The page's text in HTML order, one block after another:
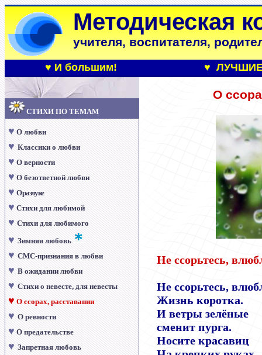
Методическая
учителя, воспитателя,
♥ И большим! ♥
СТИХИ ПО ТЕМАМ
♥ О любви
♥ Классики о любви
♥ О верности
♥ О безответной любви
♥ О разлуке
♥ Стихи для любимой
♥ Стихи для любимого
♥ Зимняя любовь
♥ СМС-признания в любви
♥ В ожидании любви
♥ Стихи о невесте, для невесты
♥ О ссорах, расставании
♥ О ревности
♥ О предательстве
♥ Запретная любовь
О
Не ссорьтесь,
Не ссорьтесь,
Жизнь коротка.
И ветры зелёные
сменит пурга.
Носите красавиц